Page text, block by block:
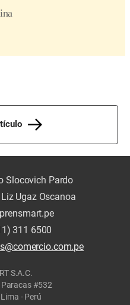
Slocovich Pardo
Ugaz Oscanoa
311 6500
S.A.C.
#532
- Perú